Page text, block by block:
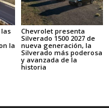
la
Chevrolet presenta
Silverado 1500 2027 de
nueva generación, la
Silverado más poderosa
y avanzada de la
historia